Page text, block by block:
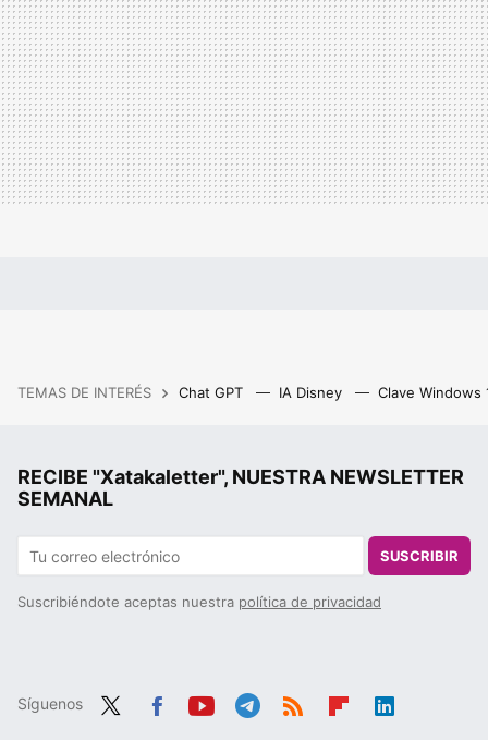
TEMAS DE INTERÉS Chat GPT IA Disney Clave Windows
RECIBE "Xatakaletter", NUESTRA NEWSLETTER
SEMANAL
SUSCRIBIR
Suscribiéndote aceptas nuestra política de privacidad
Síguenos